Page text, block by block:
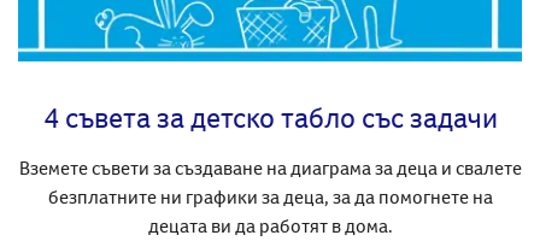
4 съвета за детско табло със задачи
Вземете съвети за създаване на диаграма за деца и свалете
безплатните ни графики за деца, за да помогнете на
децата ви да работят в дома.